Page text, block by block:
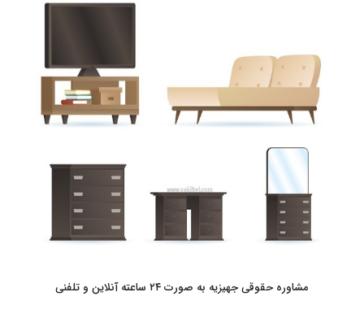
مشاوره حقوقی جهیزیه به صورت ۲۴ ساعته آنلاین و تلفنی